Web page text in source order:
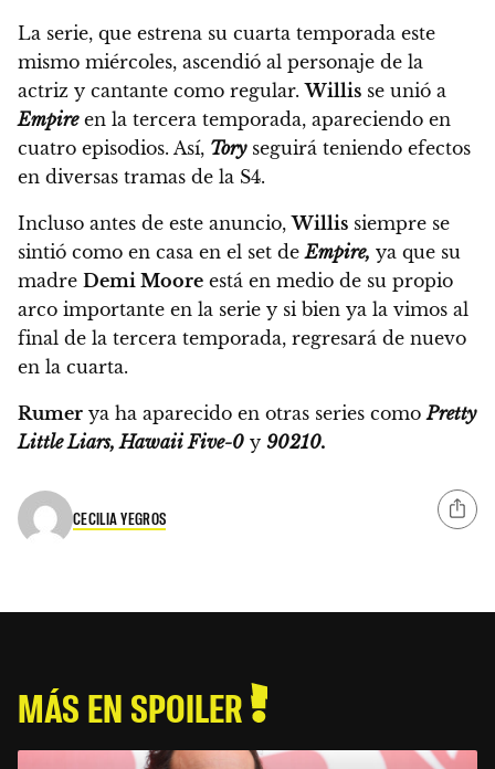
La serie, que estrena su cuarta temporada este
mismo miércoles, ascendió al personaje de la
actriz y cantante como regular.Willis se unió a
Empireen la tercera temporada, apareciendo en
cuatro episodios. Así, Toryseguirá teniendo efectos
en diversas tramas de la S4.
Incluso antes de este anuncio,Willis siempre se
sintió como en casa en el set deEmpire, ya que su
madre Demi Moore está en medio de su propio
arco importante en la serie y si bien ya la vimos al
final de la tercera temporada, regresará de nuevo
en la cuarta.
Rumer ya ha aparecido en otras series comoPretty
Little Liars, Hawaii Five-0 y 90210.
CECILIA YEGROS
MÁS EN SPOILER